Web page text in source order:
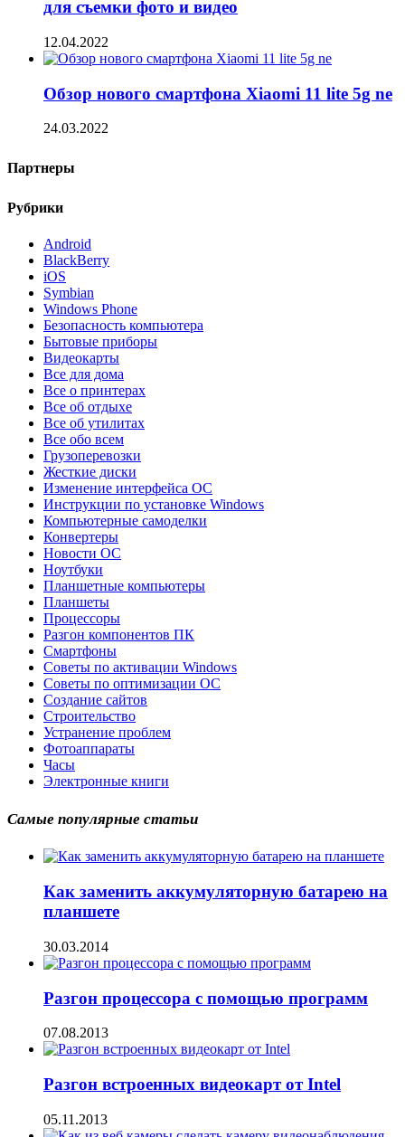
для съемки фото и видео
12.04.2022
Обзор нового смартфона Xiaomi 11 lite 5g ne
24.03.2022
Партнеры
Рубрики
Android
BlackBerry
iOS
Symbian
Windows Phone
Безопасность компьютера
Бытовые приборы
Видеокарты
Все для дома
Все о принтерах
Все об отдыхе
Все об утилитах
Все обо всем
Грузоперевозки
Жесткие диски
Изменение интерфейса ОС
Инструкции по установке Windows
Компьютерные самоделки
Конвертеры
Новости ОС
Ноутбуки
Планшетные компьютеры
Планшеты
Процессоры
Разгон компонентов ПК
Смартфоны
Советы по активации Windows
Советы по оптимизации ОС
Создание сайтов
Строительство
Устранение проблем
Фотоаппараты
Часы
Электронные книги
Самые популярные статьи
Как заменить аккумуляторную батарею на
планшете
30.03.2014
Разгон процессора с помощью программ
07.08.2013
Разгон встроенных видеокарт от Intel
05.11.2013